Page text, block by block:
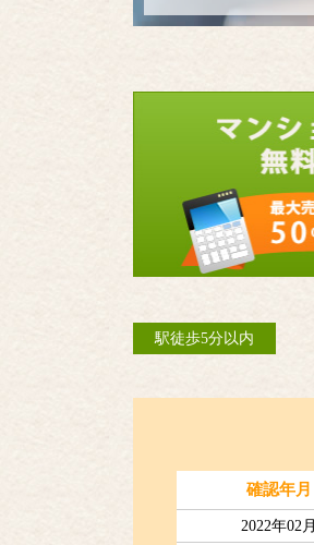
駅徒歩5分以内
確認年月
2022年02月